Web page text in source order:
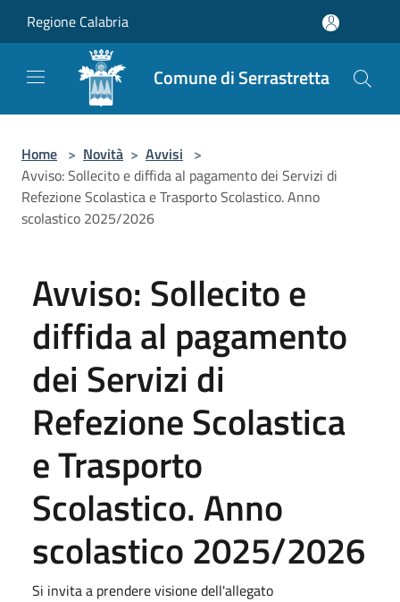
Regione Calabria
Comune di Serrastretta
Home > Novità > Avvisi >
Avviso: Sollecito e diffida al pagamento dei Servizi di
Refezione Scolastica e Trasporto Scolastico. Anno
scolastico 2025/2026
Avviso: Sollecito e
diffida al pagamento
dei Servizi di
Refezione Scolastica
e Trasporto
Scolastico. Anno
scolastico 2025/2026
Si invita a prendere visione dell'allegato